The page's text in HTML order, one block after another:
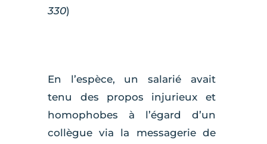
330)
En l’espèce, un salarié avait
tenu des propos injurieux et
homophobes à l’égard d’un
collègue via la messagerie de